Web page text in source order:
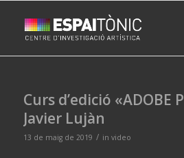
Curs d’edició «ADOBE
Javier Lujàn
13 de maig de 2019 / in video